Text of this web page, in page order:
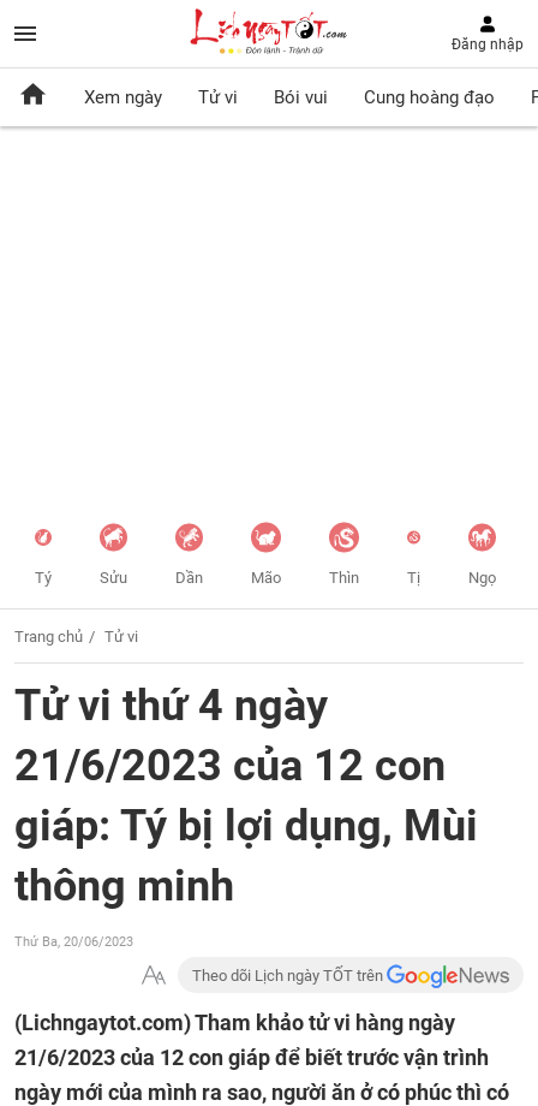
Đăng nhập
Xem ngày Tử vi Bói vui Cung hoàng đạo
Tý Sửu Dần Mão Thìn Tị Ngọ
Trang chủ Tử vi
Tử vi thứ 4 ngày
21/6/2023 của 12 con
giáp: Tý bị lợi dụng, Mùi
thông minh
Thứ Ba, 20/06/2023
Theo dõi Lịch ngày TỐT trên
(Lichngaytot.com)Tham khảo tử vi hàng ngày
21/6/2023 của 12 con giáp để biết trước vận trình
ngày mới của mình ra sao, người ăn ở có phúc thì có